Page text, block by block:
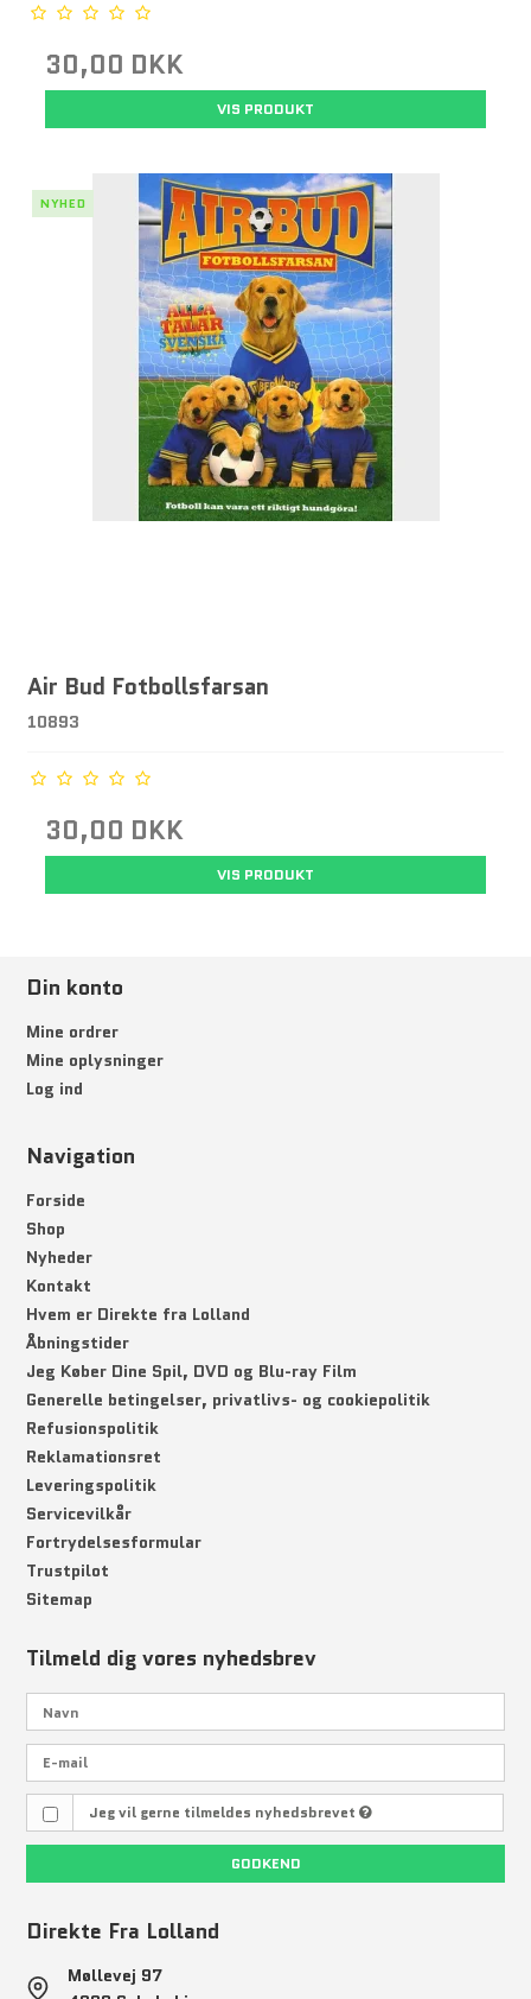
30,00 DKK
VIS PRODUKT
NYHED
Air Bud Fotbollsfarsan
10893
30,00 DKK
VIS PRODUKT
Din konto
Mine ordrer
Mine oplysninger
Log ind
Navigation
Forside
Shop
Nyheder
Kontakt
Hvem er Direkte fra Lolland
Åbningstider
Jeg Køber Dine Spil, DVD og Blu-ray Film
Generelle betingelser, privatlivs- og cookiepolitik
Refusionspolitik
Reklamationsret
Leveringspolitik
Servicevilkår
Fortrydelsesformular
Trustpilot
Sitemap
Tilmeld dig vores nyhedsbrev
Jeg vil gerne tilmeldes nyhedsbrevet
GODKEND
Direkte Fra Lolland
Møllevej 97